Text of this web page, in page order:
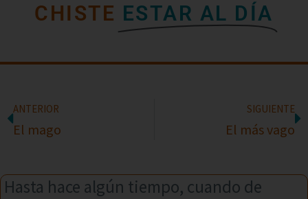
CHISTE ESTAR AL DÍA
ANTERIOR
El mago
SIGUIENTE
El más vago
Hasta hace algún tiempo, cuando de